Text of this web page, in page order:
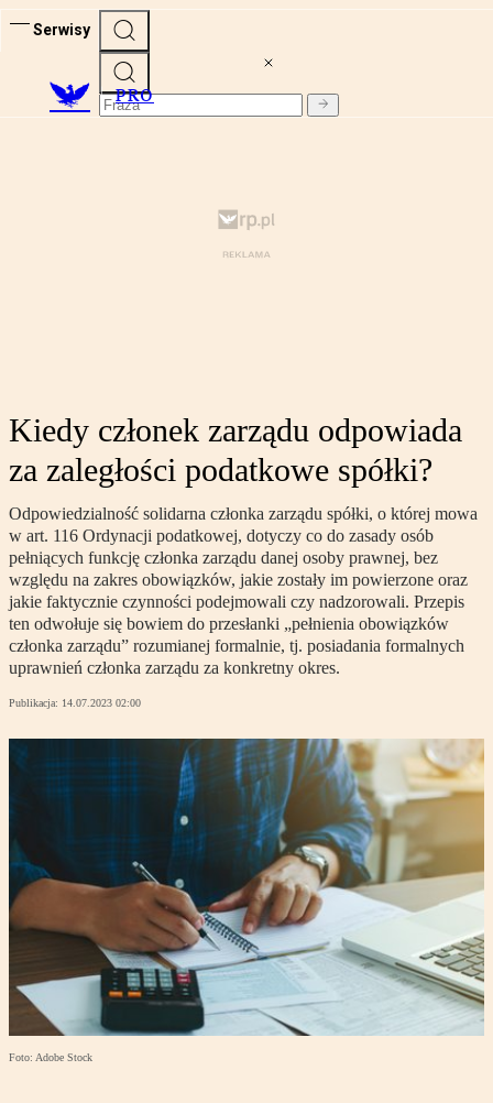
Serwisy
PRO
Kiedy członek zarządu odpowiada
za zaległości podatkowe spółki?
Odpowiedzialność solidarna członka zarządu spółki, o której mowa
w art. 116 Ordynacji podatkowej, dotyczy co do zasady osób
pełniących funkcję członka zarządu danej osoby prawnej, bez
względu na zakres obowiązków, jakie zostały im powierzone oraz
jakie faktycznie czynności podejmowali czy nadzorowali. Przepis
ten odwołuje się bowiem do przesłanki „pełnienia obowiązków
członka zarządu” rozumianej formalnie, tj. posiadania formalnych
uprawnień członka zarządu za konkretny okres.
Publikacja: 14.07.2023 02:00
Foto: Adobe Stock